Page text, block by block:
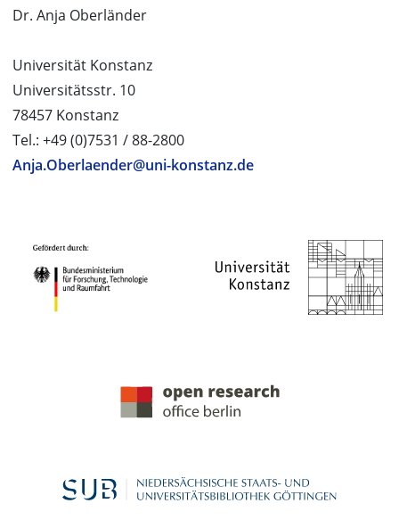
Dr. Anja Oberländer
Universität Konstanz
Universitätsstr. 10
78457 Konstanz
Tel.: +49 (0)7531 / 88-2800
Anja.Oberlaender@uni-konstanz.de